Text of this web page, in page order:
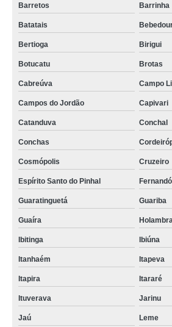
Barretos Barrinha
Batatais
Bertioga Birigui
Botucatu Brotas
Cabreúva Campo
Campos do Jordão Capivari
Catanduva Conchal
Conchas
Cosmópolis Cruzeiro
Espírito Santo do Pinhal
Guaratinguetá Guariba
Guaíra
Ibitinga Ibiúna
Itanhaém Itapeva
Itapira Itararé
Ituverava Jarinu
Jaú Leme